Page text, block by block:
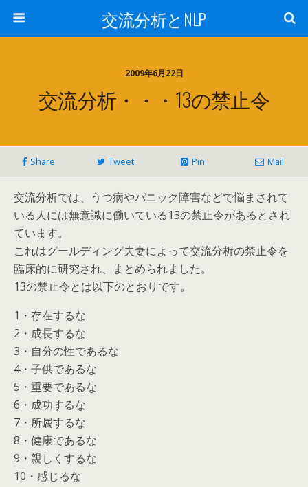
交流分析とNLP
2009年6月22日
交流分析・・・13の禁止令
Share Tweet Pin Mail
交流分析では、うつ病やパニック障害などで悩まされて
いる人には無意識に働いている13の禁止令があるとされ
ています。
これはグールディング夫妻によって交流分析の禁止令を
臨床的に研究され、まとめられました。
13の禁止令とは以下のとおりです。
1・存在するな
2・成長するな
3・自分の性であるな
4・子供であるな
5・重要であるな
6・成功するな
7・所属するな
8・健康であるな
9・親しくするな
10・感じるな